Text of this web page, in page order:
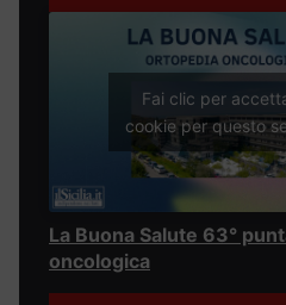
Fai clic per
cookie per questo
La Buona Salute 63°
oncologica